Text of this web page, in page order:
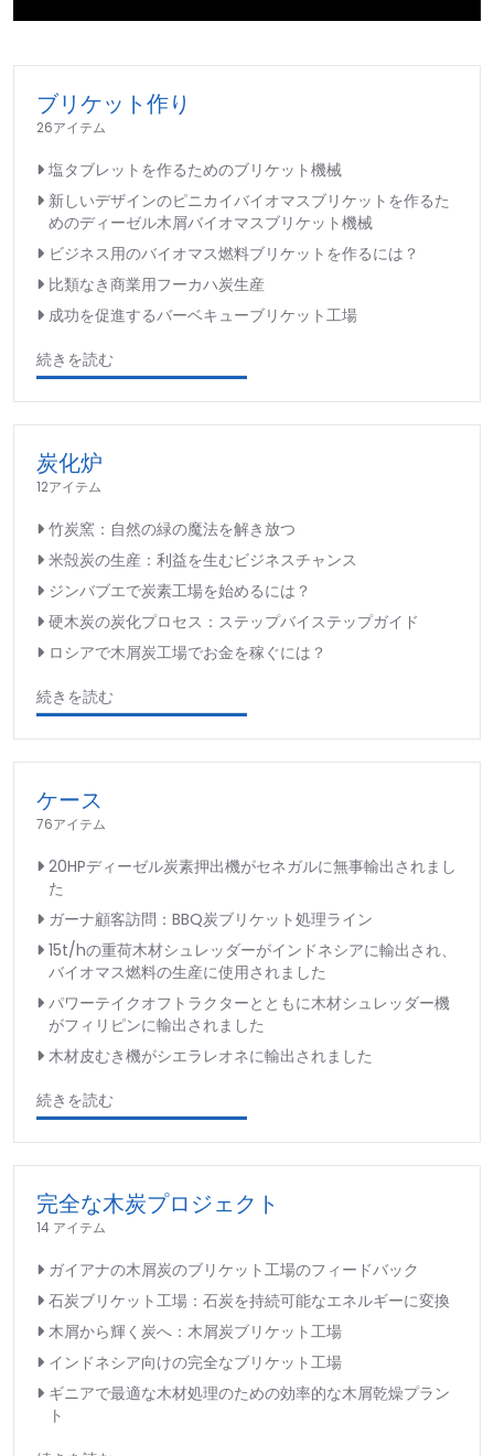
ブリケット作り
26アイテム
塩タブレットを作るためのブリケット機械
新しいデザインのピニカイバイオマスブリケットを作るた
めのディーゼル木屑バイオマスブリケット機械
ビジネス用のバイオマス燃料ブリケットを作るには？
比類なき商業用フーカハ炭生産
成功を促進するバーベキューブリケット工場
続きを読む
炭化炉
12アイテム
竹炭窯：自然の緑の魔法を解き放つ
米殻炭の生産：利益を生むビジネスチャンス
ジンバブエで炭素工場を始めるには？
硬木炭の炭化プロセス：ステップバイステップガイド
ロシアで木屑炭工場でお金を稼ぐには？
続きを読む
ケース
76アイテム
20HPディーゼル炭素押出機がセネガルに無事輸出されまし
た
ガーナ顧客訪問：BBQ炭ブリケット処理ライン
15t/hの重荷木材シュレッダーがインドネシアに輸出され、
バイオマス燃料の生産に使用されました
パワーテイクオフトラクターとともに木材シュレッダー機
がフィリピンに輸出されました
木材皮むき機がシエラレオネに輸出されました
続きを読む
完全な木炭プロジェクト
14 アイテム
ガイアナの木屑炭のブリケット工場のフィードバック
石炭ブリケット工場：石炭を持続可能なエネルギーに変換
木屑から輝く炭へ：木屑炭ブリケット工場
インドネシア向けの完全なブリケット工場
ギニアで最適な木材処理のための効率的な木屑乾燥プラン
ト